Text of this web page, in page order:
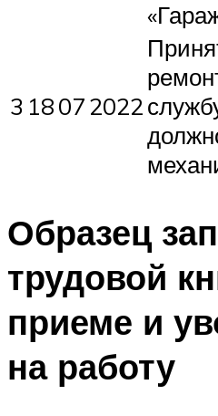
3 18072022
Образец
трудовой
приеме и
на работу